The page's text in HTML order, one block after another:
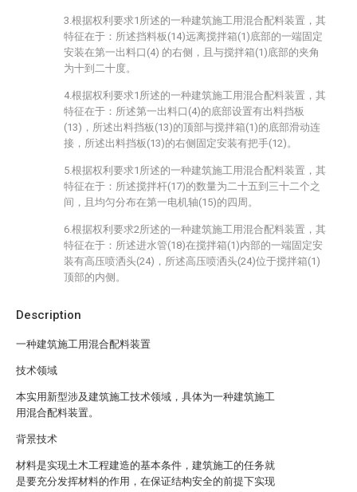
Description
一种建筑施工用混合配料装置
技术领域
本实用新型涉及建筑施工技术领域，具体为一种建筑施工
用混合配料装置。
背景技术
材料是实现土木工程建造的基本条件，建筑施工的任务就
是要充分发挥材料的作用，在保证结构安全的前提下实现
3.根据权利要求1所述的一种建筑施工用混合配料装置，其
特征在于：所述挡料板(14)远离搅拌箱(1)底部的一端固定
安装在第一出料口(4) 的右侧，且与搅拌箱(1)底部的夹角
为十到二十度。
4.根据权利要求1所述的一种建筑施工用混合配料装置，其
特征在于：所述第一出料口(4)的底部设置有出料挡板
(13)，所述出料挡板(13)的顶部与搅拌箱(1)的底部滑动连
接，所述出料挡板(13)的右侧固定安装有把手(12)。
5.根据权利要求1所述的一种建筑施工用混合配料装置，其
特征在于：所述搅拌杆(17)的数量为二十五到三十二个之
间，且均匀分布在第一电机轴(15)的四周。
6.根据权利要求2所述的一种建筑施工用混合配料装置，其
特征在于：所述进水管(18)在搅拌箱(1)内部的一端固定安
装有高压喷洒头(24)，所述高压喷洒头(24)位于搅拌箱(1)
顶部的内侧。